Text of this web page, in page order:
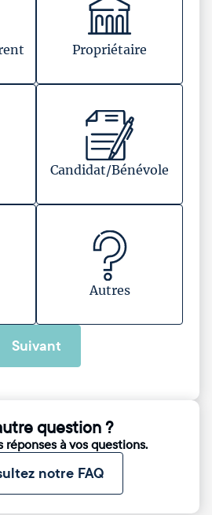
Propriétaire
Candidat/Bénévole
Autres
Suivant
question ?
réponses à vos questions.
notre FAQ